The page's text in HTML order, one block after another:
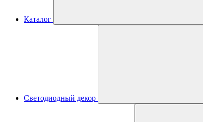
Каталог
Светодиодный декор